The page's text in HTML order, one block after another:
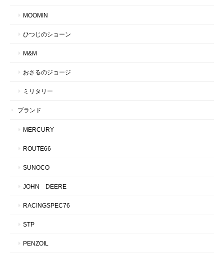
MOOMIN
ひつじのショーン
M&M
おさるのジョージ
ミリタリー
ブランド
MERCURY
ROUTE66
SUNOCO
JOHN DEERE
RACINGSPEC76
STP
PENZOIL